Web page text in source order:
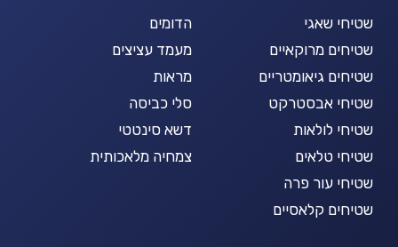
שטיחי שאגי
שטיחים מרוקאיים
שטיחים גיאומטריים
שטיחי אבסטרקט
שטיחי לולאות
שטיחי טלאים
שטיחי עור פרה
שטיחים קלאסיים
הדומים
מעמד עציצים
מראות
סלי כביסה
דשא סינטטי
צמחיה מלאכותית